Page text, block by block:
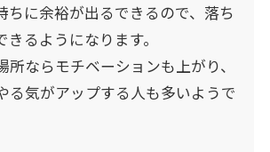
ちに余裕が出るできるので、落ち
るようになります。
所ならモチベーションも上がり、
る気がアップする人も多いようで